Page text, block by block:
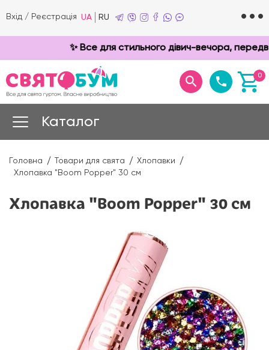
Вхід / Реєстрація UA RU
✨ Все для стильного дівич-вечора,
0
Каталог
Головна Товари для свята
Хлопавки
Хлопавка "Boom Popper" 30 см
Хлопавка "Boom Popper" 30 см